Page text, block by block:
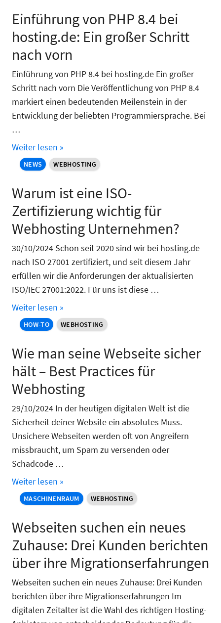
Einführung von PHP 8.4 bei
hosting.de: Ein großer Schritt
nach vorn
Einführung von PHP 8.4 bei hosting.de Ein großer
Schritt nach vorn Die Veröffentlichung von PHP 8.4
markiert einen bedeutenden Meilenstein in der
Entwicklung der beliebten Programmiersprache. Bei
…
Weiter lesen »
NEWS WEBHOSTING
Warum ist eine ISO-
Zertifizierung wichtig für
Webhosting Unternehmen?
30/10/2024 Schon seit 2020 sind wir bei hosting.de
nach ISO 27001 zertifiziert, und seit diesem Jahr
erfüllen wir die Anforderungen der aktualisierten
ISO/IEC 27001:2022. Für uns ist diese …
Weiter lesen »
HOW-TO WEBHOSTING
Wie man seine Webseite sicher
hält – Best Practices für
Webhosting
29/10/2024 In der heutigen digitalen Welt ist die
Sicherheit deiner Website ein absolutes Muss.
Unsichere Webseiten werden oft von Angreifern
missbraucht, um Spam zu versenden oder
Schadcode …
Weiter lesen »
MASCHINENRAUM WEBHOSTING
Webseiten suchen ein neues
Zuhause: Drei Kunden berichten
über ihre Migrationserfahrungen
Webseiten suchen ein neues Zuhause: Drei Kunden
berichten über ihre Migrationserfahrungen Im
digitalen Zeitalter ist die Wahl des richtigen Hosting-